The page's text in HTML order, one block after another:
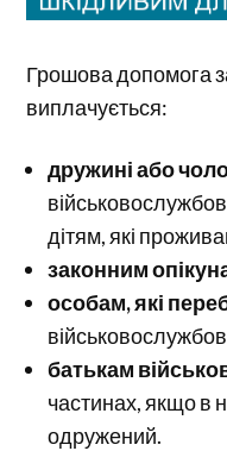
Грошова допомога
виплачується:
дружині або
дітям, які
законним
особам, які
батькам
частинах, якщо в
одружений.